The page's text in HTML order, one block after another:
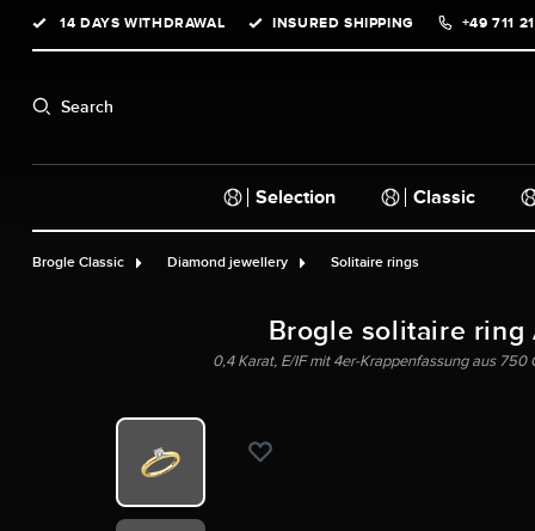
Skip to main navigation
14 DAYS WITHDRAWAL INSURED SHIPPING +49 711
Search
Selection Classic
Brogle Classic Diamond jewellery Solitaire rings
Brogle solitaire ring
0,4 Karat, E/IF mit 4er-Krappenfassung aus